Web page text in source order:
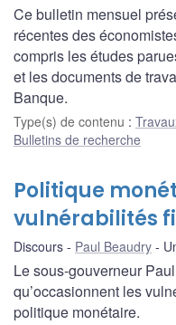
Ce bulletin mensuel
récentes des
compris les études
et les documents de
Banque.
Type(s) de contenu :
Bulletins de recherche
Politique
vulnérabilités
Discours Paul Beaudry
Le sous-gouverneur
qu’occasionnent les
politique monétaire.